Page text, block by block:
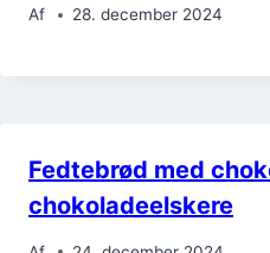
Af 28. december 2024
Fedtebrød med
chokoladeelskere